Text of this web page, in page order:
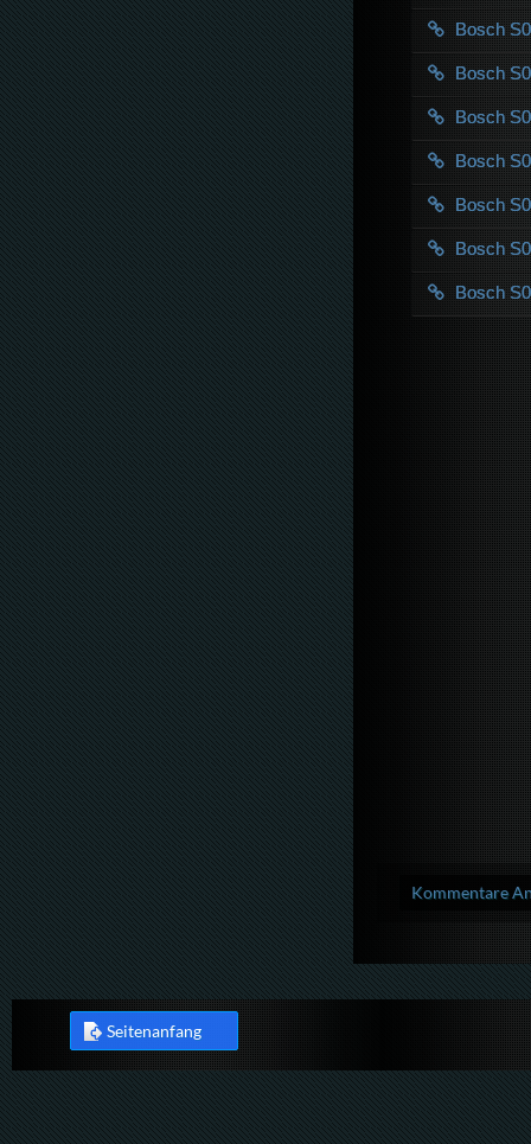
Bosch
Bosch
Bosch
Bosch
Bosch
Bosch
Bosch
Kommentare
Seitenanfang